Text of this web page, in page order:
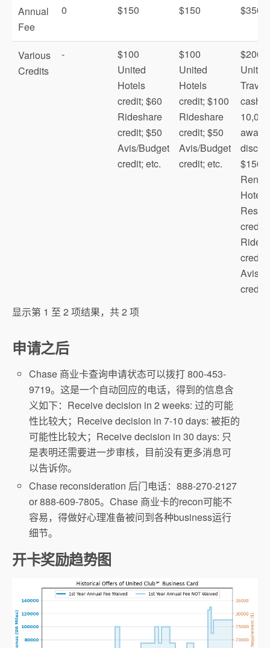
Annual
Fee
0 $150 $150 $350
Various
Credits
-
$100
United
Hotels
credit; $60
Rideshare
credit; $50
Avis/Budget
credit; etc.
$100
United
Hotels
credit; $100
Rideshare
credit; $50
Avis/Budget
credit; etc.
$200
United
cash;
award
$150
credit;
credit;
Avis/
credit;
显示第 1 至 2 项结果，共 2 项
申请之后
Chase 商业卡查询申请状态可以拨打 800-453-
9719。这是一个自动回应的电话，得到的信息含
义如下：Receive decision in 2 weeks: 过的可能
性比较大；Receive decision in 7-10 days: 被拒的
可能性比较大；Receive decision in 30 days: 只
是表明还需要进一步审核，目前没有更多消息可
以告诉你。
Chase reconsideration 后门电话：888-270-2127
or 888-609-7805。Chase 商业卡的recon可能不
容易，得做好心理准备被问到各种business运行
细节。
开卡奖励趋势图